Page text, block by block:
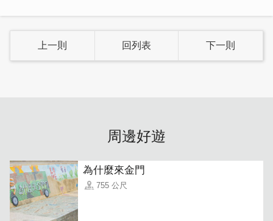
的辣度勁味十足，裏頭的配料吸附辣度滿分的湯汁，嗜辣的
辣度喔~
上一則 回列表 下一則
周邊好遊
為什麼來金門
755 公尺